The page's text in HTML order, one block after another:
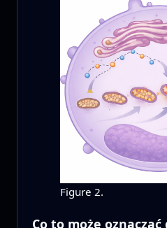
Figure 2.
Co to może oznaczać